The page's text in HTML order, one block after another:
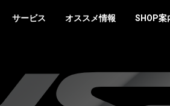
サービス オススメ情報 SHOP案